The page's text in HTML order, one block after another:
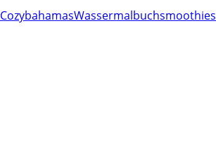
CozybahamasWassermalbuchsmoothies